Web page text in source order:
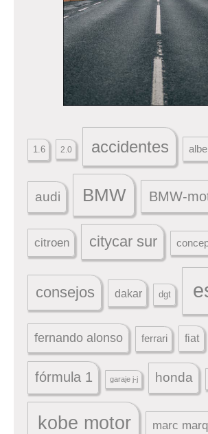
1.6 2.0 accidentes
audi BMW BMW-
citroen citycar sur
consejos dakar dgt
fernando alonso ferrari fiat
fórmula 1 garaje j-j honda
kobe motor marc